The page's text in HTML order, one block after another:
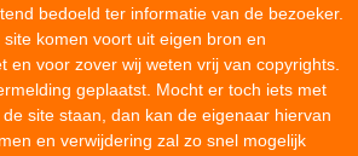
bedoeld ter informatie van de bezoeker.
komen voort uit eigen bron en
en voor zover wij weten vrij van copyrights.
geplaatst. Mocht er toch iets met
site staan, dan kan de eigenaar hiervan
en verwijdering zal zo snel mogelijk